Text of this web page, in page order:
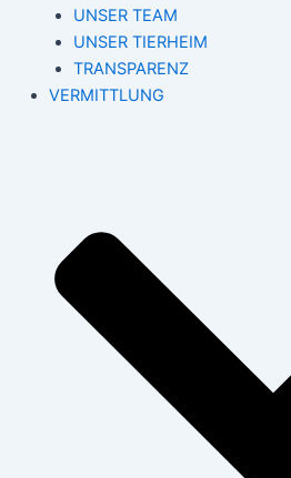
UNSER TEAM
UNSER TIERHEIM
TRANSPARENZ
VERMITTLUNG